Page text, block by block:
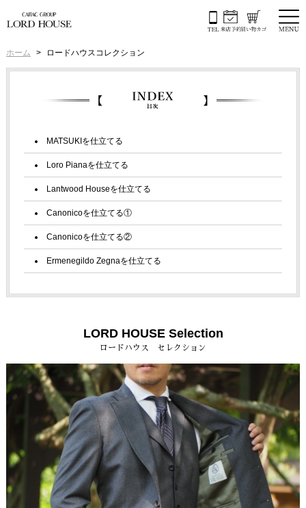
ホーム ロードハウスコレクション
MATSUKIを仕立てる
Loro Pianaを仕立てる
Lantwood Houseを仕立てる
Canonicoを仕立てる①
Canonicoを仕立てる②
Ermenegildo Zegnaを仕立てる
LORD HOUSE Selection
ロードハウス セレクション